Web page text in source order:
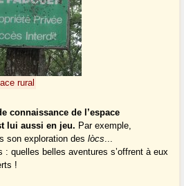
rural
connaissance de l’espace
lui aussi en jeu. Par exemple,
son exploration deslòcs...
quelles belles aventures s’offrent à eux
!